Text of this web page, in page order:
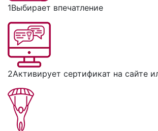
1Выбирает впечатление
2Активирует сертификат на сайте